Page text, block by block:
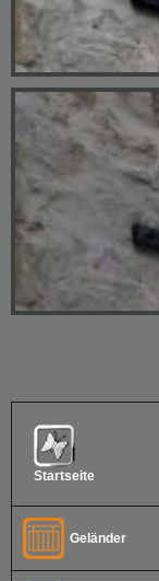
Startseite
Geländer